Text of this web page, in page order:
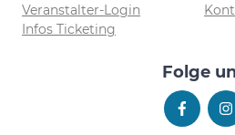
Veranstalter-Login
Infos Ticketing
Folge